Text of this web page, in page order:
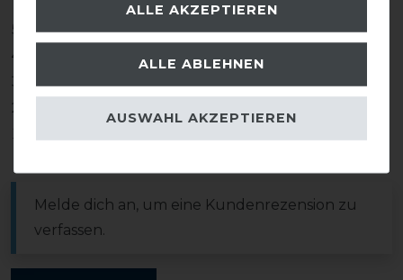
5
0
4
0
3
0
2
1
Melde dich an, um eine Kundenrezension zu
verfassen.
ALLE AKZEPTIEREN
ALLE ABLEHNEN
AUSWAHL AKZEPTIEREN